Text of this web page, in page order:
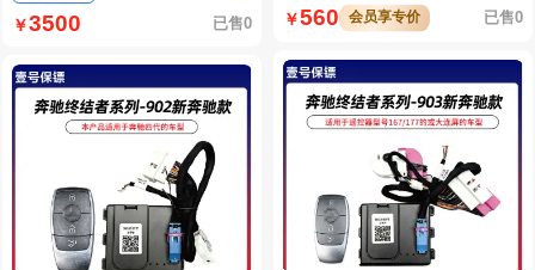
￥3500 已售0 ￥560 会员享专价 已售0